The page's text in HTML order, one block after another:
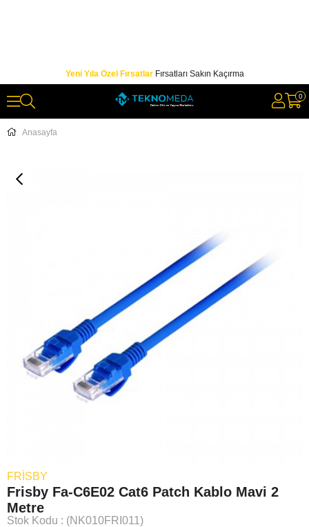
Yeni Yıla Özel FırsatlarFırsatları Sakın Kaçırma
0
Anasayfa
FRISBY
Frisby Fa-C6E02 Cat6 Patch Kablo Mavi 2
Metre
Stok Kodu (NK010FRI011)